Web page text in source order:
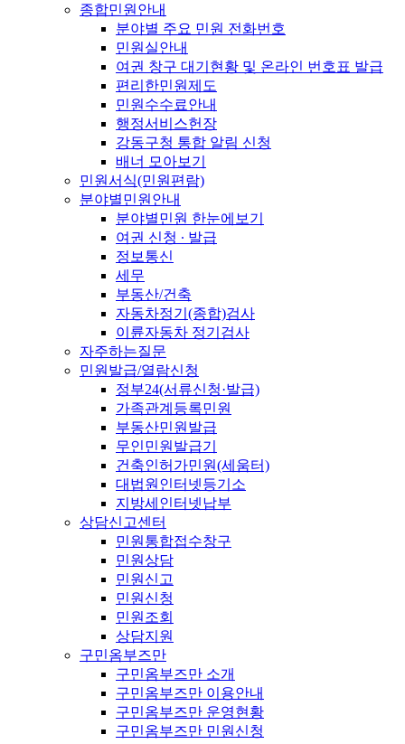
종합민원안내
분야별 주요 민원 전화번호
민원실안내
여권 창구 대기현황 및 온라인 번호표 발급
편리한민원제도
민원수수료안내
행정서비스헌장
강동구청 통합 알림 신청
배너 모아보기
민원서식(민원편람)
분야별민원안내
분야별민원 한눈에보기
여권 신청 ∙ 발급
정보통신
세무
부동산/건축
자동차정기(종합)검사
이륜자동차 정기검사
자주하는질문
민원발급/열람신청
정부24(서류신청·발급)
가족관계등록민원
부동산민원발급
무인민원발급기
건축인허가민원(세움터)
대법원인터넷등기소
지방세인터넷납부
상담신고센터
민원통합접수창구
민원상담
민원신고
민원신청
민원조회
상담지원
구민옴부즈만
구민옴부즈만 소개
구민옴부즈만 이용안내
구민옴부즈만 운영현황
구민옴부즈만 민원신청